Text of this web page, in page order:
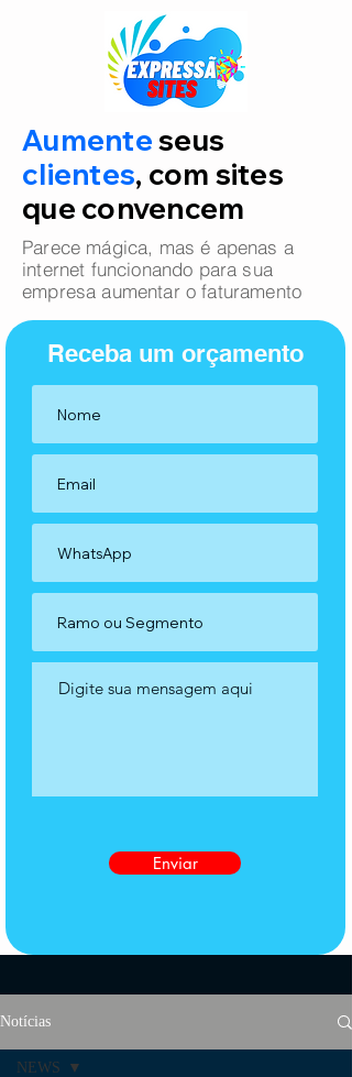
Aumenteseus
clientes, com sites
que convencem
Parece mágica, mas é apenas a
internet funcionando para sua
empresa aumentar o faturamento
Receba um orçamento
Enviar
Notícias
NEWS